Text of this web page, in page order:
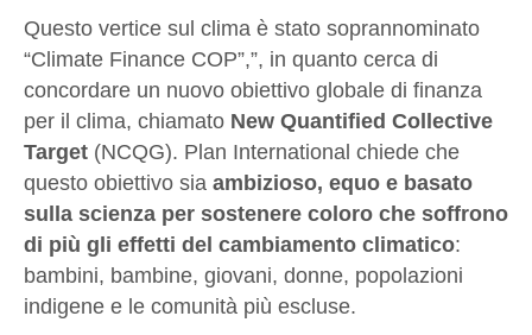
Questo vertice sul clima è stato soprannominato
“Climate Finance COP”,”, in quanto cerca di
concordare un nuovo obiettivo globale di finanza
per il clima, chiamato New Quantified Collective
Target (NCQG). Plan International chiede che
questo obiettivo sia ambizioso, equo e basato
sulla scienza per sostenere coloro che soffrono
di più gli effetti del cambiamento climatico:
bambini, bambine, giovani, donne, popolazioni
indigene e le comunità più escluse.